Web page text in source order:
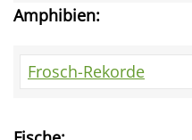
Amphibien:
Frosch-Rekorde